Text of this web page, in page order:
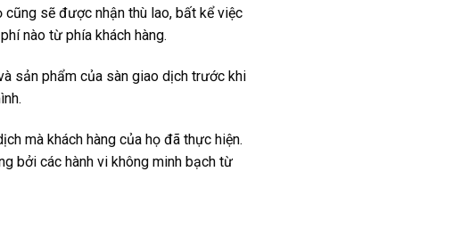
cũng sẽ được nhận thù lao, bất kể việc
nào từ phía khách hàng.
sản phẩm của sàn giao dịch trước khi
mà khách hàng của họ đã thực hiện.
bởi các hành vi không minh bạch từ